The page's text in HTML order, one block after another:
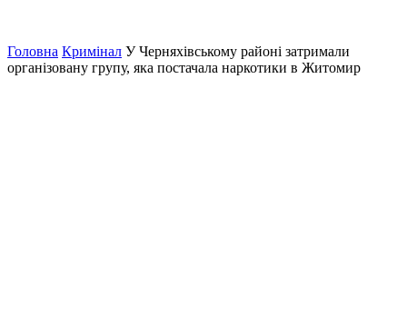
Головна Кримінал У Черняхівському районі затримали
організовану групу, яка постачала наркотики в Житомир